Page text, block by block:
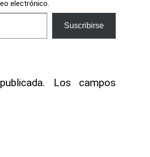
electrónico.
Suscribirse
Los campos